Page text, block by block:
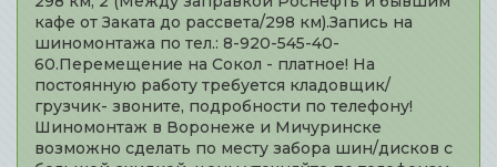
кафе от Заката до рассвета/298 км).Запись на
шиномонтажа по тел.: 8-920-545-40-
60.Перемещение на Сокол - платное! На
постоянную работу требуется кладовщик/
грузчик- звоните, подробности по телефону!
Шиномонтаж в Воронеже и Мичуринске
возможно сделать по месту забора шин/дисков с